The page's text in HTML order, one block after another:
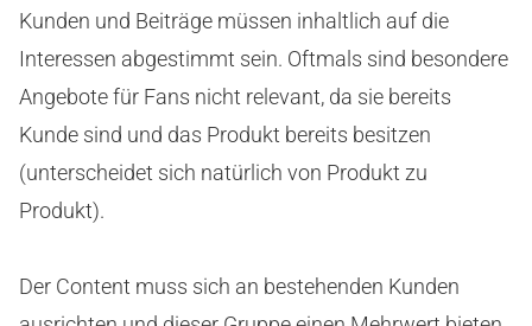
Kunden und Beiträge müssen inhaltlich auf die
Interessen abgestimmt sein. Oftmals sind besondere
Angebote für Fans nicht relevant, da sie bereits
Kunde sind und das Produkt bereits besitzen
(unterscheidet sich natürlich von Produkt zu
Produkt).
Der Content muss sich an bestehenden Kunden